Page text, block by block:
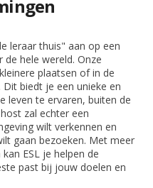
leraar thuis" aan op een
hele wereld. Onze
plaatsen of in de
biedt je een unieke en
leven te ervaren, buiten de
zal echter een
wilt verkennen en
gaan bezoeken. Met meer
ESL je helpen de
past bij jouw doelen en